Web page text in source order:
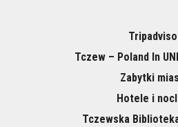
Tczew – Poland In
Zabytki
Hotele i
Tczewska